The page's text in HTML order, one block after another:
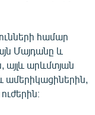
համար
Մայդանը և
արևմտյան
ամերիկացիներին,